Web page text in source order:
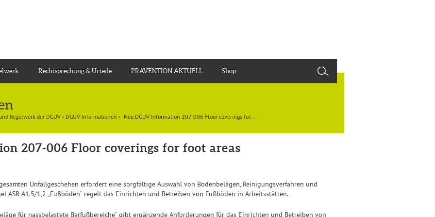
Rechtsprechung & Urteile PRÄVENTION AKTUELL Shop
Regelwerk der DGUV › DGUV Informationen › Neu DGUV Information 207-006 Floor coverings for...
207-006 Floor coverings for foot areas
Unfallgeschehen erfordert eine sorgfältige Auswahl von Bodenbelägen, Reinigungsverfahren und
ASR A1.5/1,2 „Fußböden“ regelt das Einrichten und Betreiben von Fußböden in Arbeitsstätten.
für nassbelastete Barfußbereiche“ gibt ergänzende Anforderungen für das Einrichten und Betreiben von